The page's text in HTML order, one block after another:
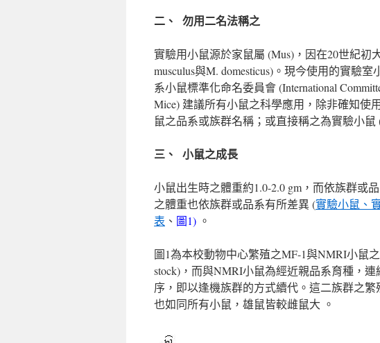
二、 勿用二名法稱之
實驗用小鼠源於家鼠屬 (Mus)，因在20世紀初
musculus與M. domesticus)。現今使用的實驗
系小鼠標準化命名委員會 (International
Mice) 建議所有小鼠之科學應用，除非確知使
鼠之品系或族群名稱；或直接稱之為實驗小鼠
三、 小鼠之成長
小鼠出生時之體重約1.0-2.0 gm，而依族群或
之體重也依族群或品系有所差異 (實驗小鼠、
表 、 圖1) 。
圖1為本校動物中心繁殖之MF-1與NMRI小鼠
stock)，而與NMRI小鼠為經近親品系育種，
序，即以逢機族群的方式續代。這二族群之
也如同所有小鼠，雄鼠皆較雌鼠大 。